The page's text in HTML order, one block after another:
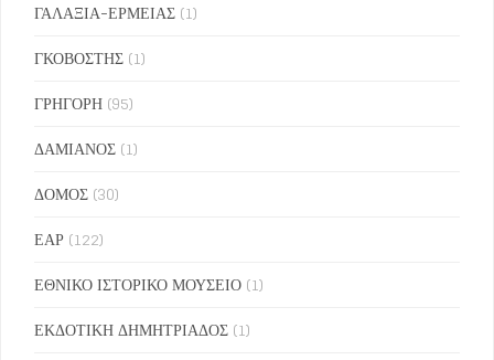
ΓΑΛΑΞΙΑ-ΕΡΜΕΙΑΣ (1)
ΓΚΟΒΟΣΤΗΣ (1)
ΓΡΗΓΟΡΗ (95)
ΔΑΜΙΑΝΟΣ (1)
ΔΟΜΟΣ (30)
ΕΑΡ (122)
ΕΘΝΙΚΟ ΙΣΤΟΡΙΚΟ ΜΟΥΣΕΙΟ (1)
ΕΚΔΟΤΙΚΗ ΔΗΜΗΤΡΙΑΔΟΣ (1)